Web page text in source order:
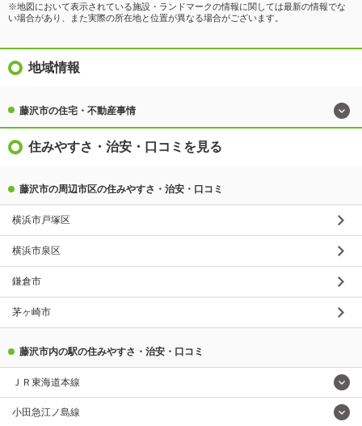
※地図において表示されている施設・ランドマークの情報に関しては最新の情報でな
い場合があり、また実際の所在地と位置が異なる場合がございます。
地域情報
藤沢市の住宅・不動産事情
住みやすさ・治安・口コミを見る
藤沢市の周辺市区の住みやすさ・治安・口コミ
横浜市戸塚区
横浜市泉区
鎌倉市
茅ヶ崎市
藤沢市内の駅の住みやすさ・治安・口コミ
ＪＲ東海道本線
小田急江ノ島線